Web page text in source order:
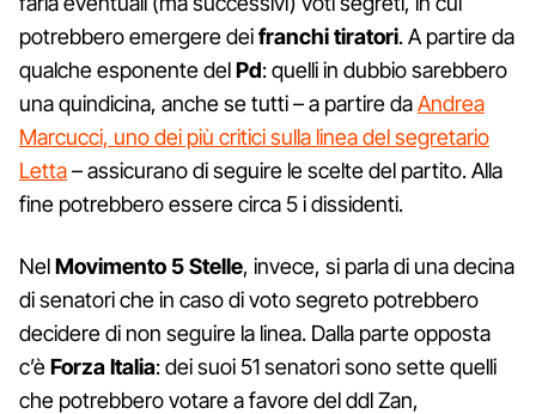
potrebbero emergere deifranchi tiratori. A partire da
qualche esponente delPd: quelli in dubbio sarebbero
una quindicina, anche se tutti – a partire daAndrea
Marcucci, uno dei più critici sulla linea del segretario
Letta– assicurano di seguire le scelte del partito. Alla
fine potrebbero essere circa 5 i dissidenti.
NelMovimento 5 Stelle, invece, si parla di una decina
di senatori che in caso di voto segreto potrebbero
decidere di non seguire la linea. Dalla parte opposta
c’èForza Italia: dei suoi 51 senatori sono sette quelli
che potrebbero votare a favore del ddl Zan,